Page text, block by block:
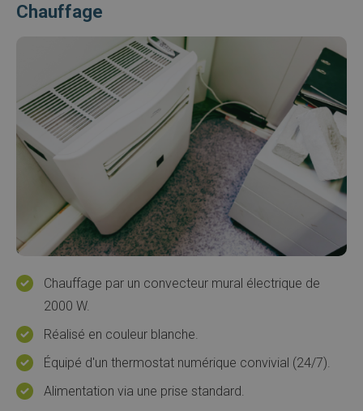
Chauffage
Chauffage par un convecteur mural électrique de
2000 W.
Réalisé en couleur blanche.
Équipé d'un thermostat numérique convivial (24/7).
Alimentation via une prise standard.